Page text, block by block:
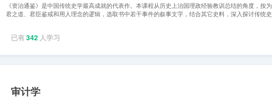
《资治通鉴》是中国传统史学最高成就的代表作。本课程从历史上治国理政经验教训总结的角度，按为
君之道、君臣鉴戒和用人理念的逻辑，选取书中若干事件的叙事文字，结合其它史料，深入探讨传统史
已有342 人学习
审计学